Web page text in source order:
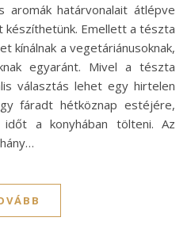
aromák határvonalait átlépve
Emellett a tészta
kínálnak a vegetáriánusoknak,
egyaránt. Mivel a tészta
választás lehet egy hirtelen
fáradt hétköznap estéjére,
a konyhában tölteni. Az